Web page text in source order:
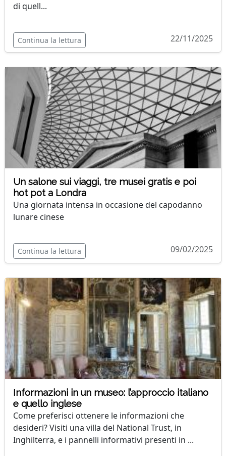
di quell...
Continua la lettura 22/11/2025
Un salone sui viaggi, tre musei gratis e poi
hot pot a Londra
Una giornata intensa in occasione del capodanno
lunare cinese
Continua la lettura 09/02/2025
Informazioni in un museo: l’approccio italiano
e quello inglese
Come preferisci ottenere le informazioni che
desideri? Visiti una villa del National Trust, in
Inghilterra, e i pannelli informativi presenti in ...